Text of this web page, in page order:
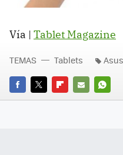
Vía | Tablet Magazine
FACEBOOK
TWITTERFLIPBOARD
E-
TEMAS Tablets Asus